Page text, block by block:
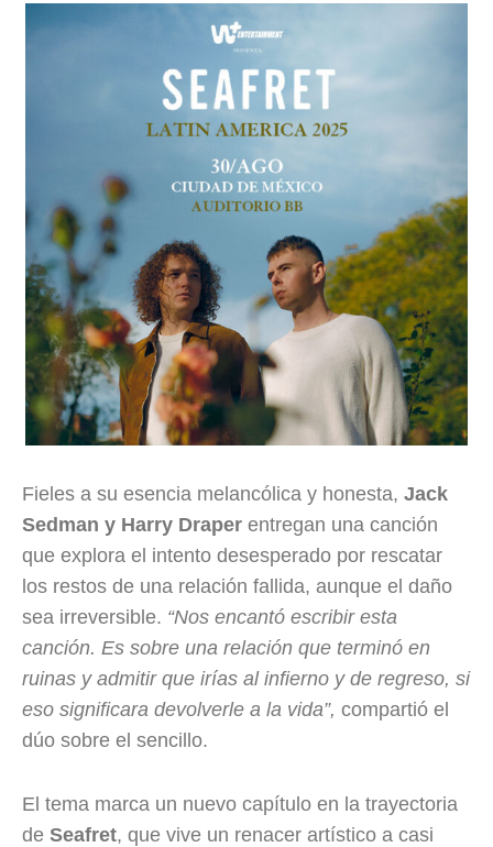
Fieles a su esencia melancólica y honesta, Jack
Sedman y Harry Draper entregan una canción
que explora el intento desesperado por rescatar
los restos de una relación fallida, aunque el daño
sea irreversible. “Nos encantó escribir esta
canción. Es sobre una relación que terminó en
ruinas y admitir que irías al infierno y de regreso, si
eso significara devolverle a la vida”, compartió el
dúo sobre el sencillo.
El tema marca un nuevo capítulo en la trayectoria
de Seafret, que vive un renacer artístico a casi